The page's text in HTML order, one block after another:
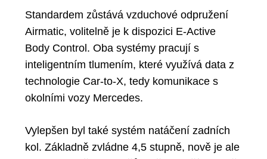
Standardem zůstává vzduchové odpružení
Airmatic, volitelně je k dispozici E-Active
Body Control . Oba systémy pracují s
inteligentním tlumením, které využívá data z
technologie Car-to-X, tedy komunikace s
okolními vozy Mercedes.
Vylepšen byl také systém natáčení zadních
kol . Základně zvládne 4,5 stupně, nově je ale